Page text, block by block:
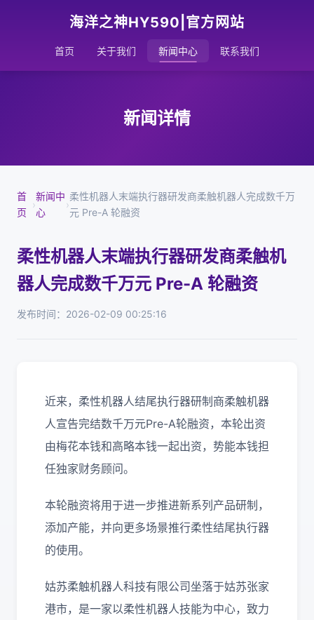
海洋之神HY590|官方网站
首页 关于我们 新闻中心 联系我们
新闻详情
首
页
›
新闻中
心
›
柔性机器人末端执行器研发商柔触机器人完成数千万
元 Pre-A 轮融资
柔性机器人末端执行器研发商柔触机
器人完成数千万元 Pre-A 轮融资
发布时间：2026-02-09 00:25:16
近来，柔性机器人结尾执行器研制商柔触机器
人宣告完结数千万元Pre-A轮融资，本轮出资
由梅花本钱和高略本钱一起出资，势能本钱担
任独家财务顾问。
本轮融资将用于进一步推进新系列产品研制，
添加产能，并向更多场景推行柔性结尾执行器
的使用。
姑苏柔触机器人科技有限公司坐落于姑苏张家
港市，是一家以柔性机器人技能为中心，致力